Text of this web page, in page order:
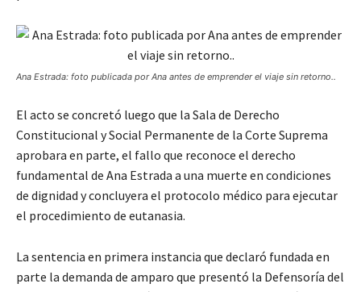
Ana Estrada: foto publicada por Ana antes de emprender el viaje sin retorno..
El acto se concretó luego que la Sala de Derecho
Constitucional y Social Permanente de la Corte Suprema
aprobara en parte, el fallo que reconoce el derecho
fundamental de Ana Estrada a una muerte en condiciones
de dignidad y concluyera el protocolo médico para ejecutar
el procedimiento de eutanasia.
La sentencia en primera instancia que declaró fundada en
parte la demanda de amparo que presentó la Defensoría del